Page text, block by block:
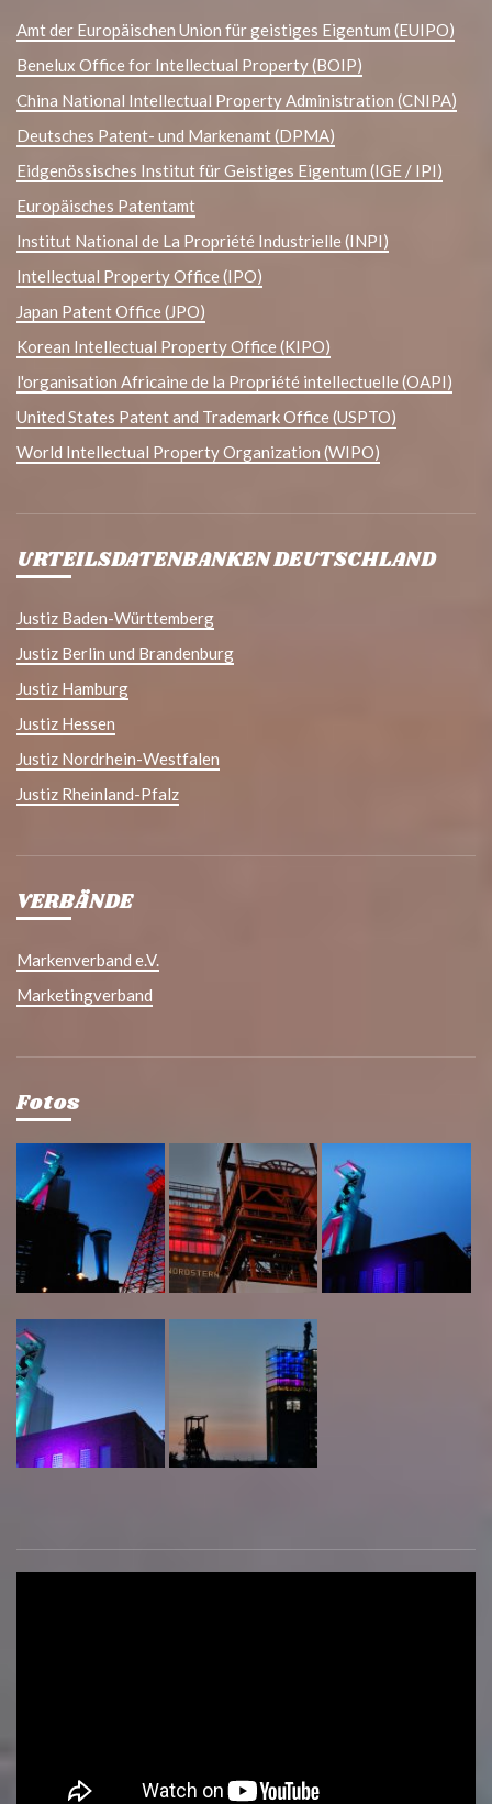
Amt der Europäischen Union für geistiges Eigentum (EUIPO)
Benelux Office for Intellectual Property (BOIP)
China National Intellectual Property Administration (CNIPA)
Deutsches Patent- und Markenamt (DPMA)
Eidgenössisches Institut für Geistiges Eigentum (IGE / IPI)
Europäisches Patentamt
Institut National de La Propriété Industrielle (INPI)
Intellectual Property Office (IPO)
Japan Patent Office (JPO)
Korean Intellectual Property Office (KIPO)
l'organisation Africaine de la Propriété intellectuelle (OAPI)
United States Patent and Trademark Office (USPTO)
World Intellectual Property Organization (WIPO)
URTEILSDATENBANKEN DEUTSCHLAND
Justiz Baden-Württemberg
Justiz Berlin und Brandenburg
Justiz Hamburg
Justiz Hessen
Justiz Nordrhein-Westfalen
Justiz Rheinland-Pfalz
VERBÄNDE
Markenverband e.V.
Marketingverband
Fotos